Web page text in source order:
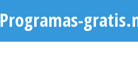
Programas-